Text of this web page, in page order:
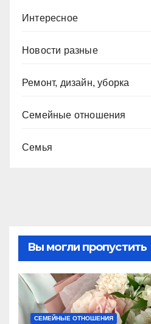
Интересное
Новости разные
Ремонт, дизайн, уборка
Семейные отношения
Семья
Вы могли пропустить
СЕМЕЙНЫЕ ОТНОШЕНИЯ